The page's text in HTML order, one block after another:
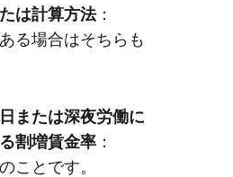
は​計算方​法：
る​場合は​そちらも​
または​深夜労働に​
割増賃金率 ：
ことです。